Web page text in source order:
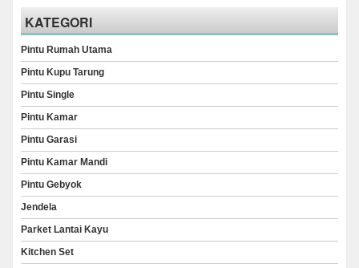
KATEGORI
Pintu Rumah Utama
Pintu Kupu Tarung
Pintu Single
Pintu Kamar
Pintu Garasi
Pintu Kamar Mandi
Pintu Gebyok
Jendela
Parket Lantai Kayu
Kitchen Set